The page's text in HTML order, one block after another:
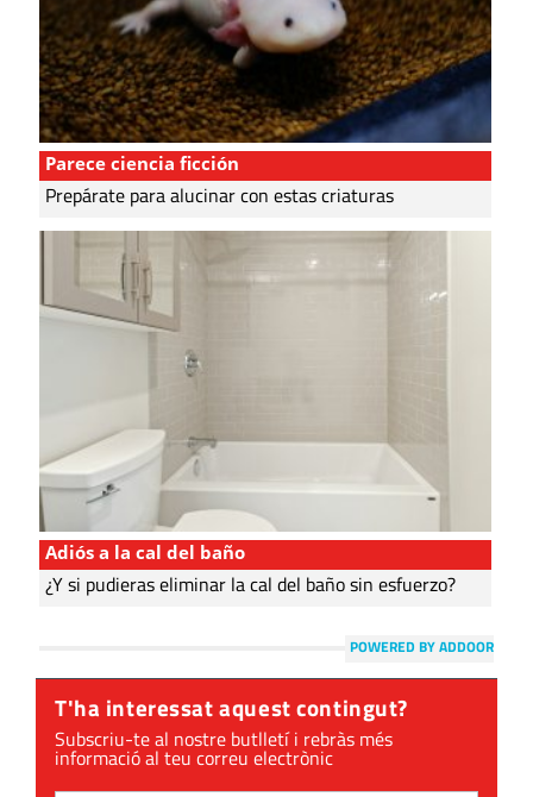
Parece ciencia ficción
Prepárate para alucinar con estas criaturas
Adiós a la cal del baño
¿Y si pudieras eliminar la cal del baño sin esfuerzo?
POWERED BY ADDOOR
T'ha interessat aquest contingut?
Subscriu-te al nostre butlletí i rebràs més
informació al teu correu electrònic